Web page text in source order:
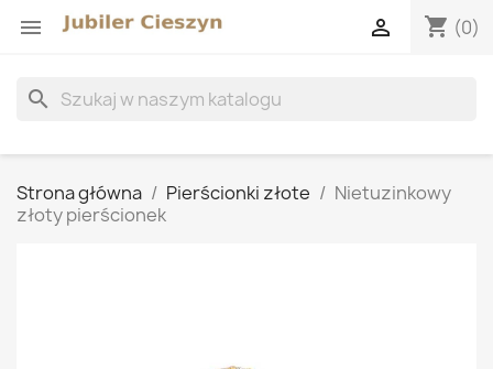
 shopping_cart (0)

search
Strona główna Pierścionki złote
Nietuzinkowy
złoty pierścionek